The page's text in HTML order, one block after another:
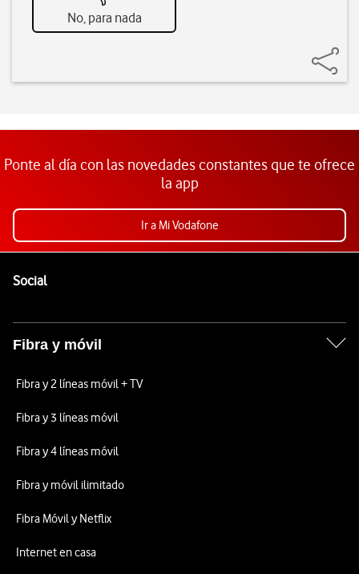
No, para nada
Ponte al día con las novedades constantes que te ofrece
la app
Ir a Mi Vodafone
SocialEnlaces a las redes sociales de Vodafone
Fibra y móvil
Fibra y 2 líneas móvil + TV
Fibra y 3 líneas móvil
Fibra y 4 líneas móvil
Fibra y móvil ilimitado
Fibra Móvil y Netflix
Internet en casa